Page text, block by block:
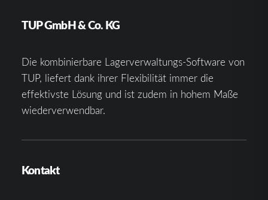
TUP GmbH & Co. KG
Die kombinierbare Lagerverwaltungs-Software von
TUP, liefert dank ihrer Flexibilität immer die
effektivste Lösung und ist zudem in hohem Maße
wiederverwendbar.
Kontakt